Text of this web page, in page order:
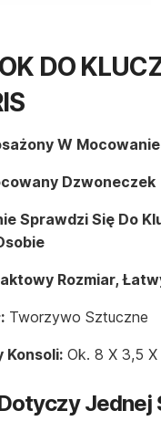
DO
W Mocowanie
Dzwoneczek
Sprawdzi Się Do
Rozmiar,
Tworzywo Sztuczne
Konsoli: Ok. 8 X 3,5 X
Jednej